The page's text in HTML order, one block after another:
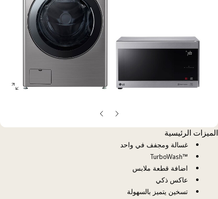
الشريحة
السابقة
الشريحة
التالية
الميزات الرئيسية
غسالة ومجفف في واحد
™TurboWash
اضافة قطعة ملابس
عاكس ذكي
تسخين يتميز بالسهولة